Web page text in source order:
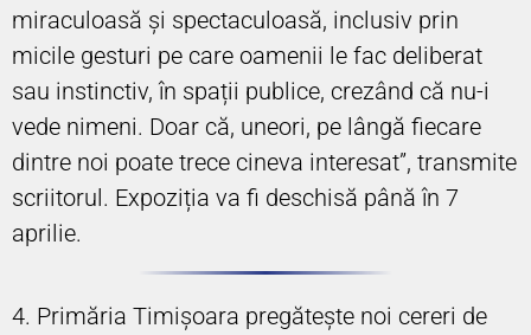
miraculoasă și spectaculoasă, inclusiv prin
micile gesturi pe care oamenii le fac deliberat
sau instinctiv, în spații publice, crezând că nu-i
vede nimeni. Doar că, uneori, pe lângă fiecare
dintre noi poate trece cineva interesat”, transmite
scriitorul. Expoziția va fi deschisă până în 7
aprilie.
4. Primăria Timișoara pregătește noi cereri de